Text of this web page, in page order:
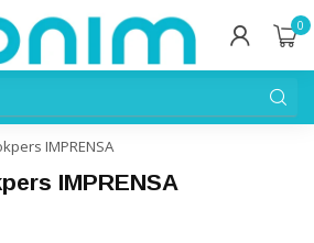
0
IMPRENSA
IMPRENSA